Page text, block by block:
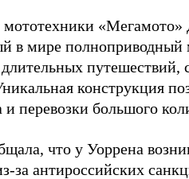
«Мегамото»
в мире полноприводный
путешествий,
конструкция
перевозки большого
что у Уоррена
за антироссийских